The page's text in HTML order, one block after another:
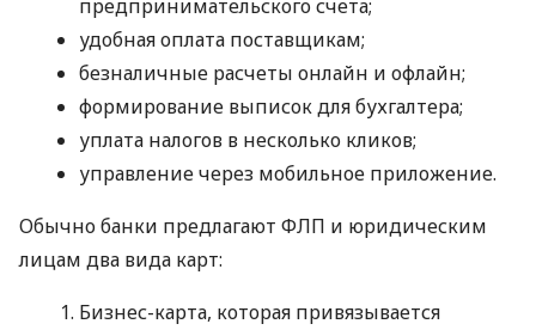
предпринимательского счета;
удобная оплата поставщикам;
безналичные расчеты онлайн и офлайн;
формирование выписок для бухгалтера;
уплата налогов в несколько кликов;
управление через мобильное приложение.
Обычно банки предлагают ФЛП и юридическим
лицам два вида карт:
Бизнес-карта, которая привязывается